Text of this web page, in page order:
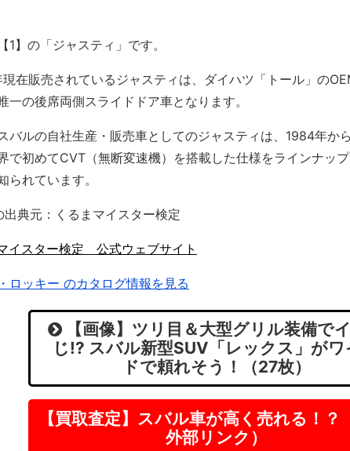
1】の「ジャスティ」です。
在販売されているジャスティは、ダイハツ「トール」の
一の後席両側スライドドア車となります。
バルの自社生産・販売車としてのジャスティは、1984年か
で初めてCVT（無断変速機）を搭載した仕様をラインナッ
られています。
出典元：くるまマイスター検定
イスター検定 公式ウェブサイト
ロッキー のカタログ情報を見る
【画像】ツリ目＆大型グリル装備で
じ!? スバル新型SUV「レックス」がワ
ドで頼れそう！（27枚）
【買取査定】スバル車が高く売れる！？
外部リンク）